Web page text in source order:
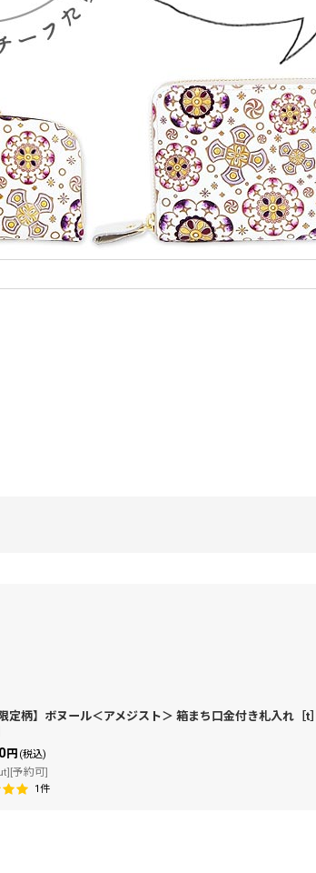
定柄】ボヌール＜アメジスト＞ 箱まち口金付き札入れ［t］
円 (税込)
予約可]
1件